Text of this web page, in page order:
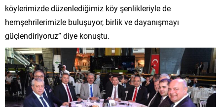
köylerimizde düzenlediğimiz köy şenlikleriyle de
hemşehrilerimizle buluşuyor, birlik ve dayanışmayı
güçlendiriyoruz” diye konuştu.